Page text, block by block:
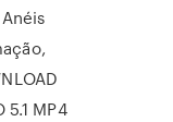
5.1 MP4